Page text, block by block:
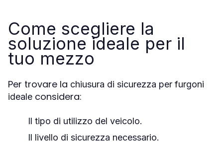
Come scegliere la
soluzione ideale per il
tuo mezzo
Per trovare la chiusura di sicurezza per furgoni
ideale considera:
Il tipo di utilizzo del veicolo.
Il livello di sicurezza necessario.